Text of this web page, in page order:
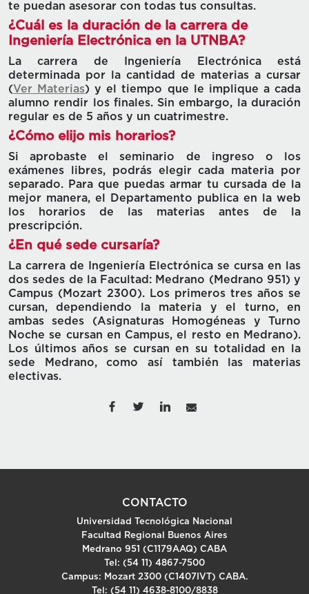
te puedan asesorar con todas tus consultas.
¿Cuál es la duración de la carrera de
Ingeniería Electrónica en la UTNBA?
La carrera de Ingeniería Electrónica está
determinada por la cantidad de materias a cursar
(Ver Materias) y el tiempo que le implique a cada
alumno rendir los finales. Sin embargo, la duración
regular es de 5 años y un cuatrimestre.
¿Cómo elijo mis horarios?
Si aprobaste el seminario de ingreso o los
exámenes libres, podrás elegir cada materia por
separado. Para que puedas armar tu cursada de la
mejor manera, el Departamento publica en la web
los horarios de las materias antes de la
prescripción.
¿En qué sede cursaría?
La carrera de Ingeniería Electrónica se cursa en las
dos sedes de la Facultad: Medrano (Medrano 951) y
Campus (Mozart 2300). Los primeros tres años se
cursan, dependiendo la materia y el turno, en
ambas sedes (Asignaturas Homogéneas y Turno
Noche se cursan en Campus, el resto en Medrano).
Los últimos años se cursan en su totalidad en la
sede Medrano, como así también las materias
electivas.
CONTACTO
Universidad Tecnológica Nacional
Facultad Regional Buenos Aires
Medrano 951 (C1179AAQ) CABA
Tel: (54 11) 4867-7500
Campus: Mozart 2300 (C1407IVT) CABA.
Tel: (54 11) 4638-8100/8838